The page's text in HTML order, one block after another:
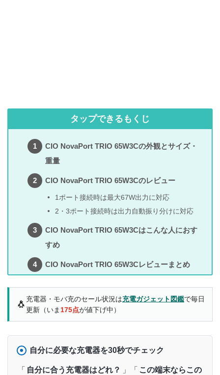
タップできるもくじ
CIO NovaPort TRIO 65W3Cの外観とサイズ・
重量
CIO NovaPort TRIO 65W3Cのレビュー
1ポート接続時は最大67W出力に対応
2・3ポート接続時は出力自動振り分けに対応
CIO NovaPort TRIO 65W3Cはこんな人におす
すめ
CIO NovaPort TRIO 65W3Cレビューまとめ
🐧 充電器・モバ充のセール状況は充電ガジェット図鑑で毎日
更新（いま 175点が値下げ中）
自分に必要な充電器を30秒でチェック
「 自分に合う充電器はどれ？ 」「 この端末ならこの